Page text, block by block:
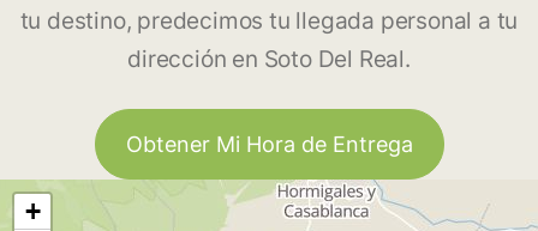
tu destino, predecimos tu llegada personal a tu
dirección en Soto Del Real.
Obtener Mi Hora de Entrega
+